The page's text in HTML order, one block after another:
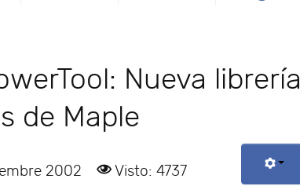
Nueva librería
de Maple
2002 Visto: 4737